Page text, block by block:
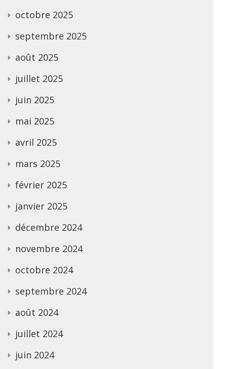
octobre 2025
septembre 2025
août 2025
juillet 2025
juin 2025
mai 2025
avril 2025
mars 2025
février 2025
janvier 2025
décembre 2024
novembre 2024
octobre 2024
septembre 2024
août 2024
juillet 2024
juin 2024